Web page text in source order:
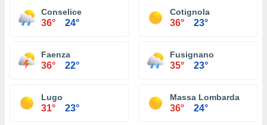
Conselice
36° 24°
Cotignola
36° 23°
Faenza
36° 22°
Fusignano
35° 23°
Lugo
31° 23°
Massa Lombarda
36° 24°